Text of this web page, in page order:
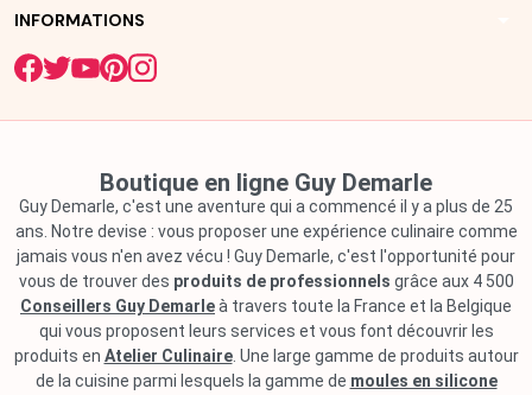
INFORMATIONS
Boutique en ligne Guy Demarle
Guy Demarle, c'est une aventure qui a commencé il y a plus de 25
ans. Notre devise : vous proposer une expérience culinaire comme
jamais vous n'en avez vécu ! Guy Demarle, c'est l'opportunité pour
vous de trouver des produits de professionnels grâce aux 4 500
Conseillers Guy Demarleà travers toute la France et la Belgique
qui vous proposent leurs services et vous font découvrir les
produits en Atelier Culinaire. Une large gamme de produits autour
de la cuisine parmi lesquels la gamme de moules en silicone